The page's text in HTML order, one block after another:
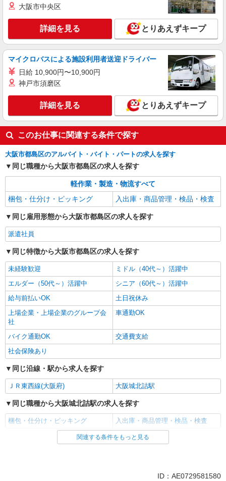
大阪市中央区
詳細を見る とりあえずキープ
マイクロバスによる施設利用者送迎ドライバー
日給 10,900円〜10,900円
神戸市須磨区
詳細を見る とりあえずキープ
このお仕事に関連する条件で探す
大阪市都島区のアルバイト・バイト・パートの求人を探す
同じ職種から大阪市都島区の求人を探す
軽作業・製造・物流すべて
梱包・仕分け・ピッキング
入出庫・商品管理・検品・検査
同じ雇用形態から大阪市都島区の求人を探す
派遣社員
同じ特徴から大阪市都島区の求人を探す
未経験歓迎
ミドル（40代～）活躍中
エルダー（50代～）活躍中
シニア（60代～）活躍中
給与前払いOK
土日祝休み
上場企業・上場企業のグループ会
社
車通勤OK
バイク通勤OK
交通費支給
社会保険あり
同じ沿線・駅から求人を探す
ＪＲ東西線(大阪府) 大阪城北詰駅
同じ職種から大阪城北詰駅の求人を探す
梱包・仕分け・ピッキング 入出庫・商品管理・検品・検査
同じ雇用形態から大阪城北詰駅の求人を探す
関連する条件をもっと見る
ID：AE0729581580